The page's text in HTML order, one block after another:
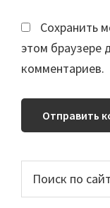
Сохранить
этом браузере
комментариев.
Основной
сайдбар